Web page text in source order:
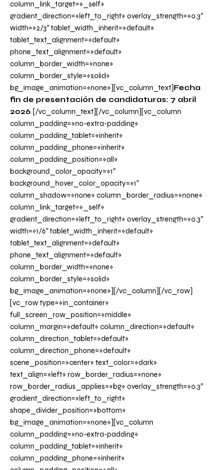
column_link_target=»_self»
gradient_direction=»left_to_right» overlay_strength=»0.3″
width=»2/3″ tablet_width_inherit=»default»
tablet_text_alignment=»default»
phone_text_alignment=»default»
column_border_width=»none»
column_border_style=»solid»
bg_image_animation=»none»][vc_column_text]Fecha
fin de presentación de candidaturas: 7 abril
2026 [/vc_column_text][/vc_column][vc_column
column_padding=»no-extra-padding»
column_padding_tablet=»inherit»
column_padding_phone=»inherit»
column_padding_position=»all»
background_color_opacity=»1″
background_hover_color_opacity=»1″
column_shadow=»none» column_border_radius=»none»
column_link_target=»_self»
gradient_direction=»left_to_right» overlay_strength=»0.3″
width=»1/6″ tablet_width_inherit=»default»
tablet_text_alignment=»default»
phone_text_alignment=»default»
column_border_width=»none»
column_border_style=»solid»
bg_image_animation=»none»][/vc_column][/vc_row]
[vc_row type=»in_container»
full_screen_row_position=»middle»
column_margin=»default» column_direction=»default»
column_direction_tablet=»default»
column_direction_phone=»default»
scene_position=»center» text_color=»dark»
text_align=»left» row_border_radius=»none»
row_border_radius_applies=»bg» overlay_strength=»0.3″
gradient_direction=»left_to_right»
shape_divider_position=»bottom»
bg_image_animation=»none»][vc_column
column_padding=»no-extra-padding»
column_padding_tablet=»inherit»
column_padding_phone=»inherit»